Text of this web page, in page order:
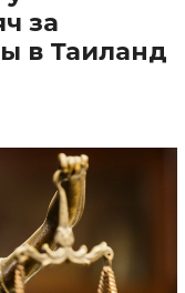
за
в Таиланд